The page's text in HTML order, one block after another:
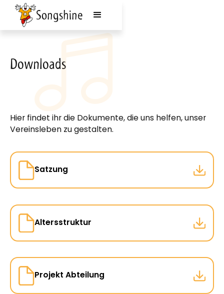
Songshine
Downloads
Hier findet ihr die Dokumente, die uns helfen, unser
Vereinsleben zu gestalten.
Satzung
Altersstruktur
Projekt Abteilung